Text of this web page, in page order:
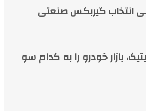
انتخاب گیربکس صنعتی
بازار خودرو را به کدام سو